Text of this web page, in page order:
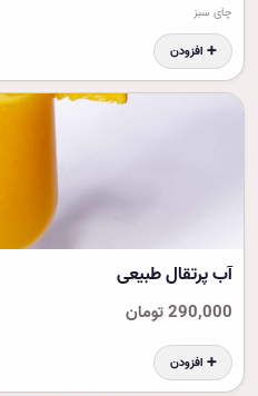
چای سبز
➕ افزودن
آب پرتقال طبیعی
290,000 تومان
➕ افزودن